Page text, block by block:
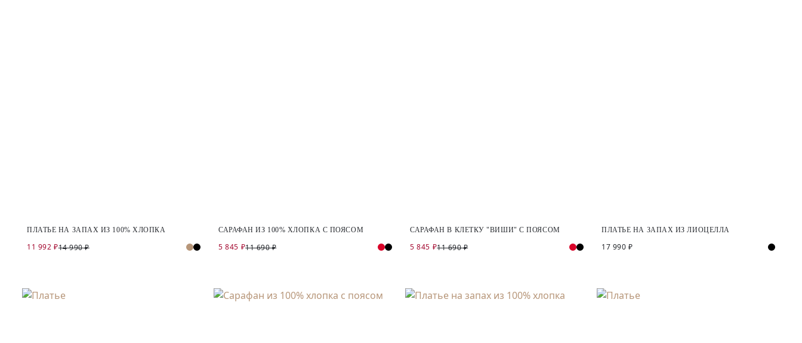
ПЛАТЬЕ НА ЗАПАХ ИЗ 100% ХЛОПКА
11 992 ₽14 990 ₽
САРАФАН ИЗ 100% ХЛОПКА С ПОЯСОМ
5 845 ₽11 690 ₽
САРАФАН В КЛЕТКУ "ВИШИ" С ПОЯСОМ
5 845 ₽11 690 ₽
ПЛАТЬЕ НА ЗАПАХ ИЗ ЛИОЦЕЛЛА
17 990 ₽